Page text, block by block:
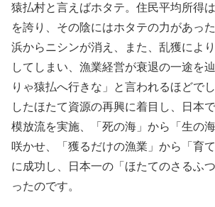
猿払村と言えばホタテ。住民平均所得
を誇り、その陰にはホタテの力があっ
浜からニシンが消え、また、乱獲によ
してしまい、漁業経営が衰退の一途を
りゃ猿払へ行きな」と言われるほどで
したほたて資源の再興に着目し、日本
模放流を実施、「死の海」から「生の
咲かせ、「獲るだけの漁業」から「育
に成功し、日本一の「ほたてのさるふ
ったのです。